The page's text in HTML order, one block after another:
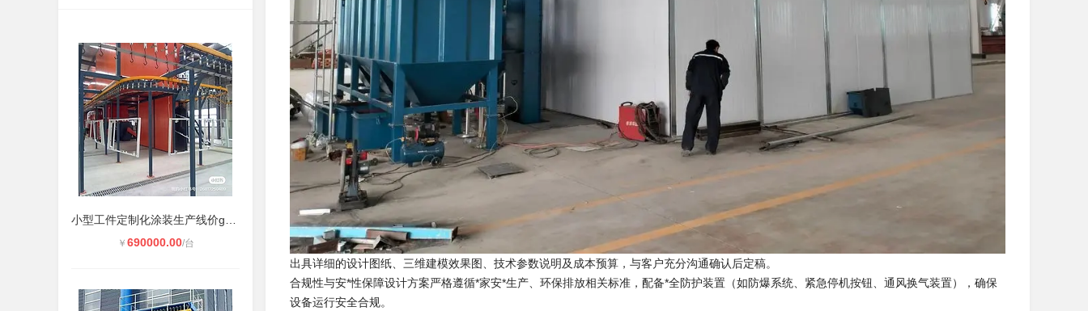
￥ 690000.00/台
出具详细的设计图纸、三维建模效果图、技术参数说明及成本预算，与客户充分沟通确认后定稿。
合规性与安*性保障设计方案严格遵循*家安*生产、环保排放相关标准，配备*全防护装置（如防爆系统、紧急停机按钮、通风换气装置），确保
设备运行安全合规。